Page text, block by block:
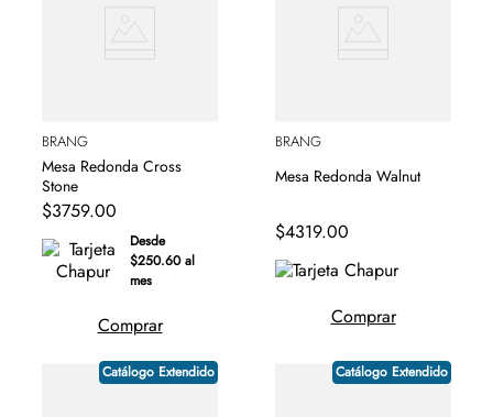
BRANG
Mesa Redonda Cross
Stone
$3759.00
Desde
$250.60 al
mes
Comprar
BRANG
Mesa Redonda Walnut
$4319.00
Comprar
Catálogo Extendido Catálogo Extendido